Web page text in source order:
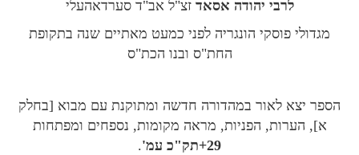
לרבי יהודה אסאדזצ"ל אב"ד סערדאהעלי
מגדולי פוסקי הונגריה לפני כמעט מאתיים שנה בתקופת
החת"ס ובנו הכת"ס
הספר יצא לאור במהדורה חדשה ומתוקנת עם מבוא [בחלק
א], הערות, הפניות, מראה מקומות, נספחים ומפתחות
29+תק"כ עמ'
.